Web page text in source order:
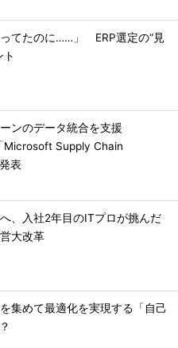
ってたのに……」 ERP選定の“見
ト
ンのデータ統合を支援
Microsoft Supply Chain
表
、入社2年目のITプロが挑んだ
大改革
集めて最適化を実現する「自己